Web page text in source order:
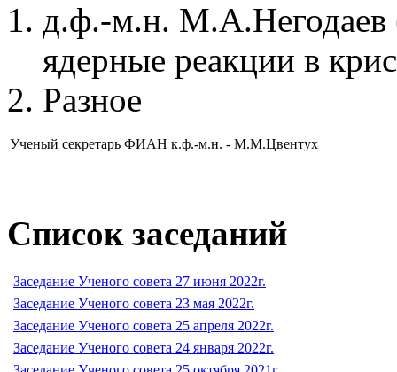
д.ф.-м.н. М.А.Негодаев
ядерные реакции в
Разное
Ученый секретарь ФИАН к.ф.-м.н. - М.М.Цвентух
Список заседаний
Заседание Ученого совета 27 июня 2022г.
Заседание Ученого совета 23 мая 2022г.
Заседание Ученого совета 25 апреля 2022г.
Заседание Ученого совета 24 января 2022г.